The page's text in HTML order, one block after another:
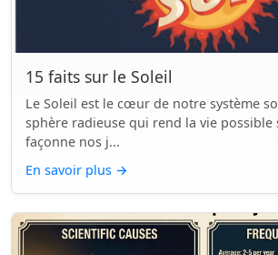
15 faits sur le Soleil
Le Soleil est le cœur de notre système
sphère radieuse qui rend la vie possible
façonne nos j...
En savoir plus →